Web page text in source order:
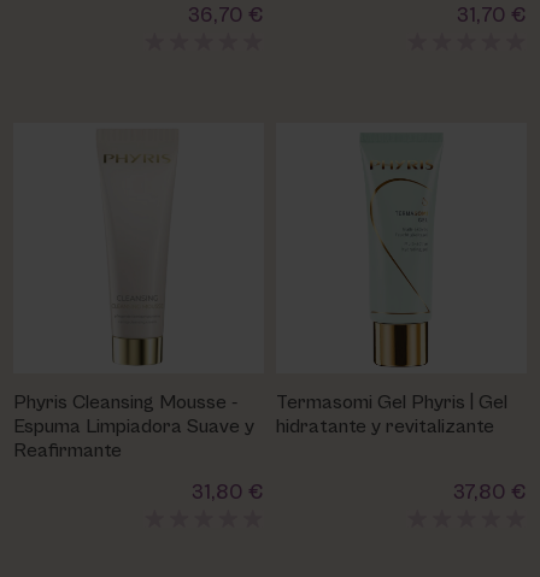
36,70 € 31,70 €
Phyris Cleansing Mousse -
Espuma Limpiadora Suave y
Reafirmante
31,80 €
Termasomi Gel Phyris | Gel
hidratante y revitalizante
37,80 €